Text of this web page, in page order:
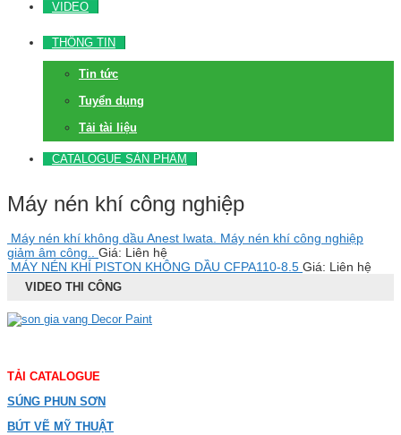
VIDEO
THÔNG TIN
Tin tức
Tuyển dụng
Tải tài liệu
CATALOGUE SẢN PHẨM
Máy nén khí công nghiệp
Máy nén khí không dầu Anest Iwata. Máy nén khí công nghiệp
giảm âm công.. Giá: Liên hệ
MÁY NÉN KHÍ PISTON KHÔNG DẦU CFPA110-8.5 Giá: Liên hệ
VIDEO THI CÔNG
TẢI CATALOGUE
SÚNG PHUN SƠN
BÚT VẼ MỸ THUẬT